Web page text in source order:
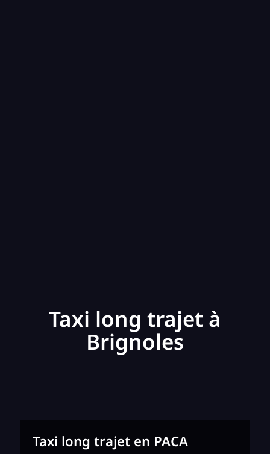
Taxi long trajet à
Brignoles
Taxi long trajet en PACA